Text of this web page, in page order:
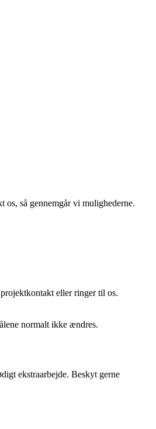
så gennemgår vi mulighederne.
eller ringer til os.
normalt ikke ændres.
ekstraarbejde. Beskyt gerne